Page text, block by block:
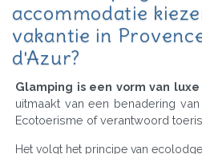
accommodatie
vakantie in
d'Azur?
Glamping is een vorm van
uitmaakt van een benadering
Ecotoerisme of verantwoord
Het volgt het principe van